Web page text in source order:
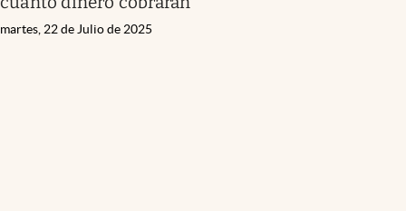
martes, 22 de Julio de 2025